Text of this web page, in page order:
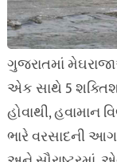
ગુજરાતમાં
એક સાથે 5
હોવાથી, હવામાન
ભારે વરસાદની